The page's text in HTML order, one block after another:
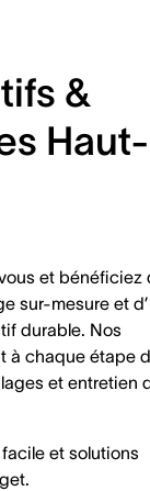
&
Haut-
et bénéficiez
sur-mesure et
durable. Nos
à chaque étape
et entretien
et solutions